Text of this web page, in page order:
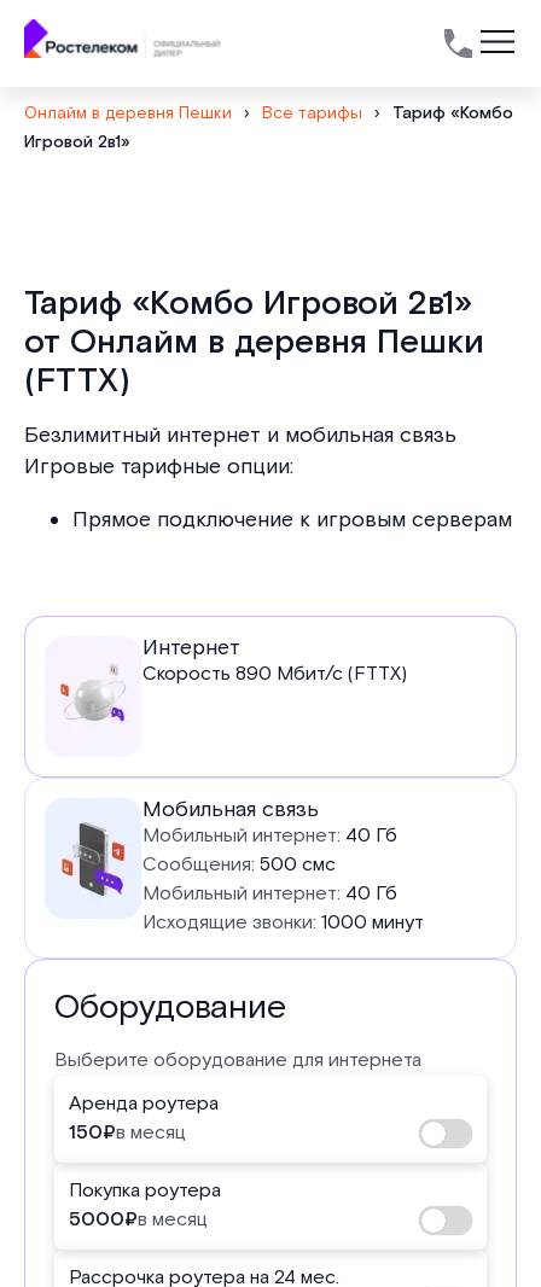
Онлайм в деревня Пешки › Все тарифы ›
Тариф «Комбо
Игровой 2в1»
Тариф «Комбо Игровой 2в1»
от Онлайм в деревня Пешки
(FTTX)
Безлимитный интернет и мобильная связь
Игровые тарифные опции:
Прямое подключение к игровым серверам
Услуги
тарифе
Интернет
Скорость 890 Мбит/с (FTTX)
Мобильная связь
Мобильный интернет: 40 Гб
Сообщения: 500 смс
Мобильный интернет: 40 Гб
Исходящие звонки: 1000 минут
Оборудование
Выберите оборудование для интернета
Аренда роутера
150₽в месяц
Покупка роутера
5000₽в месяц
Рассрочка роутера на 24 мес.